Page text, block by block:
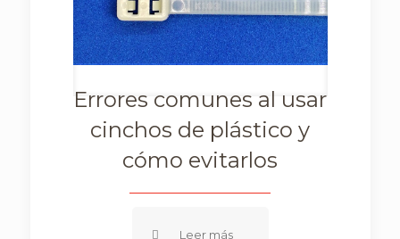
Errores comunes al usar
cinchos de plástico y
cómo evitarlos